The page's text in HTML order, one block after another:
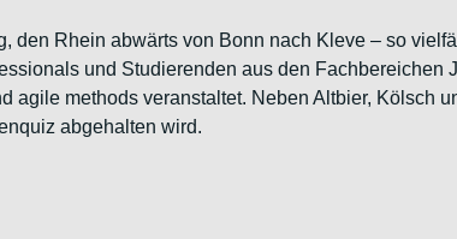
den Rhein abwärts von Bonn nach Kleve – so
und Studierenden aus den
methods veranstaltet. Neben Altbier, Kölsch
abgehalten wird.